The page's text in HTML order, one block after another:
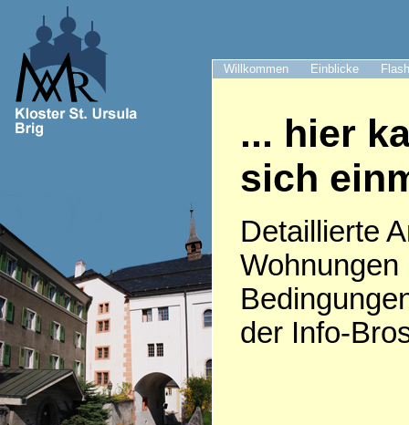
Willkommen Einblicke
... hier
sich
Detaillierte
Wohnungen
der Info-